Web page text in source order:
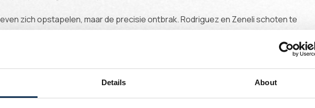
Details About
zich opstapelen, maar de precisie ontbrak. Rodriguez en Zeneli schoten te
gevaarlijk. Lopas stuurde een dieptepass en Kanga kwam net te kort om de bal te
Skoras diep de zone in en probeerde het in één tijd, maar hij raakte de bal te slecht.